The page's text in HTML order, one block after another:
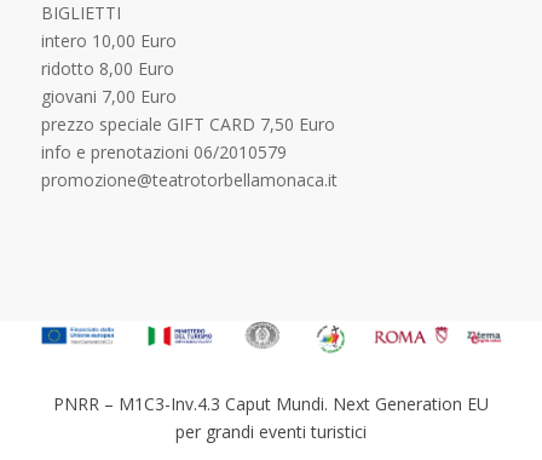
BIGLIETTI
intero 10,00 Euro
ridotto 8,00 Euro
giovani 7,00 Euro
prezzo speciale GIFT CARD 7,50 Euro
info e prenotazioni 06/2010579
promozione@teatrotorbellamonaca.it
PNRR – M1C3-Inv.4.3 Caput Mundi. Next Generation EU
per grandi eventi turistici